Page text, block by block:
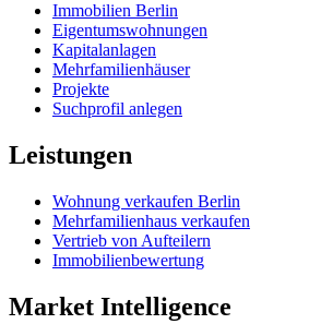
Immobilien Berlin
Eigentumswohnungen
Kapitalanlagen
Mehrfamilienhäuser
Projekte
Suchprofil anlegen
Leistungen
Wohnung verkaufen Berlin
Mehrfamilienhaus verkaufen
Vertrieb von Aufteilern
Immobilienbewertung
Market Intelligence